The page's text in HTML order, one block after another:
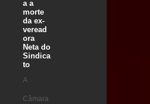
a a
morte
da ex-
veread
ora
Neta do
Sindica
to
A
Câmara